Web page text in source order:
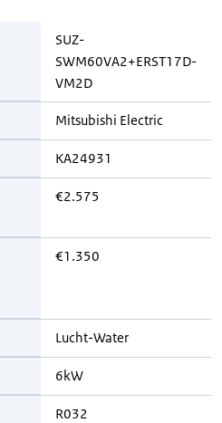
SUZ-
SWM60VA2+ERST17D-
VM2D
Mitsubishi Electric
KA24931
€2.575
€1.350
Lucht-Water
6kW
R032